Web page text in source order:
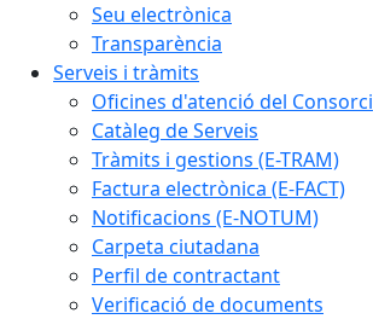
Seu electrònica
Transparència
Serveis i tràmits
Oficines d'atenció del Consorci
Catàleg de Serveis
Tràmits i gestions (E-TRAM)
Factura electrònica (E-FACT)
Notificacions (E-NOTUM)
Carpeta ciutadana
Perfil de contractant
Verificació de documents